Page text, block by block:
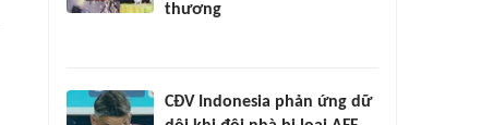
thương
CĐV Indonesia phản ứng dữ